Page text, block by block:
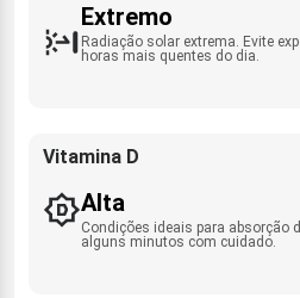
Extremo
Radiação solar extrema. Evite
horas mais quentes do dia.
Vitamina D
Alta
Condições ideais para absorção
alguns minutos com cuidado.